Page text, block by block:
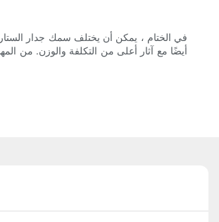
في الختام ، يمكن أن يختلف سمك جدار
أيضًا مع آثار أعلى من التكلفة والوزن. من